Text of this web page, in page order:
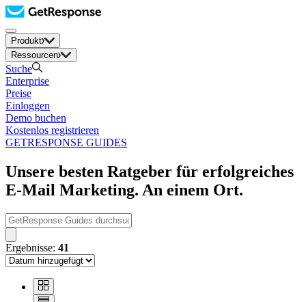
Produkt
Ressourcen
Suche
Enterprise
Preise
Einloggen
Demo buchen
Kostenlos registrieren
GETRESPONSE GUIDES
Unsere besten Ratgeber für erfolgreiches
E-Mail Marketing. An einem Ort.
Ergebnisse: 41